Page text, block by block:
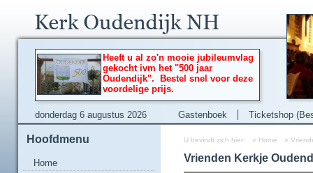
donderdag 6 augustus 2026 Gastenboek Ticketshop
Heeft u al zo'n mooie jubileumvlag
gekocht ivm het "500 jaar
Oudendijk". Bestel snel voor deze
voordelige prijs.
Hoofdmenu
Home
U bevindt zich hier: » Home »
Vrienden Kerkje